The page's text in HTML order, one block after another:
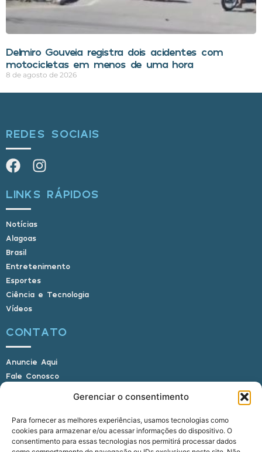
Gerenciar o consentimento
Para fornecer as melhores experiências, usamos tecnologias como
cookies para armazenar e/ou acessar informações do dispositivo. O
consentimento para essas tecnologias nos permitirá processar dados
Delmiro Gouveia registra dois acidentes com
motocicletas em menos de uma hora
8 de agosto de 2026
REDES SOCIAIS
LINKS RÁPIDOS
Notícias
Alagoas
Brasil
Entretenimento
Esportes
Ciência e Tecnologia
Vídeos
CONTATO
Anuncie Aqui
Fale Conosco
E-mail: alagoasbrasilnoticias@gmail.com